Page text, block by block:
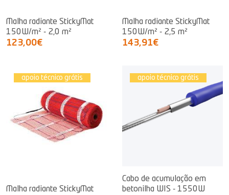
Malha radiante StickyMat
150W/m² - 2,0 m²
123,00€
Malha radiante StickyMat
150W/m² - 2,5 m²
143,91€
apoio técnico grátis
Malha radiante StickyMat
apoio técnico grátis
Cabo de acumulação em
betonilha WIS - 1550W